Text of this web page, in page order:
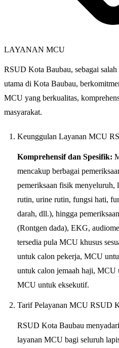
LAYANAN MCU
RSUD Kota Baubau, sebagai salah
utama di Kota Baubau,
MCU yang berkualitas,
masyarakat.
Keunggulan Layanan MCU
Komprehensif dan Spesifik:
mencakup berbagai
pemeriksaan fisik menyeluruh,
rutin, urine rutin, fungsi hati,
darah, dll.), hingga
(Rontgen dada), EKG,
tersedia pula MCU khusus
untuk calon pekerja, MCU
untuk calon jemaah haji, MCU
MCU untuk eksekutif.
Tarif Pelayanan MCU RSUD
RSUD Kota Baubau
layanan MCU bagi seluruh